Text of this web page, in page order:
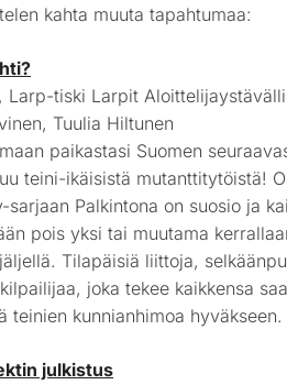
kahta muuta tapahtumaa:
Larp-tiski Larpit
Tuulia Hiltunen
paikastasi Suomen
teini-ikäisistä mutanttitytöistä!
sarjaan Palkintona on suosio ja
pois yksi tai muutama
Tilapäisiä liittoja,
joka tekee kaikkensa
teinien kunnianhimoa hyväkseen.
julkistus